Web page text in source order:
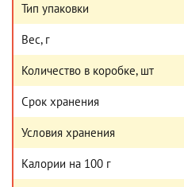
Тип упаковки
Вес, г
Количество в коробке, шт
Срок хранения
Условия хранения
Калории на 100 г